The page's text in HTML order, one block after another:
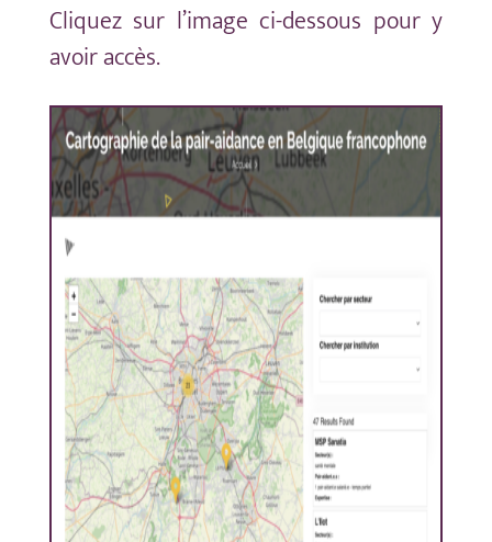
Cliquez sur l’image ci-dessous pour y
avoir accès.